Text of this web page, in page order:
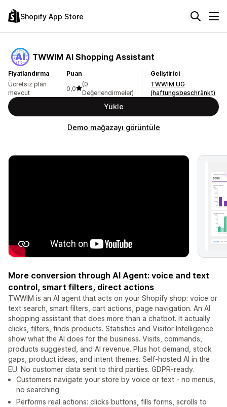
Shopify App Store
TWWIM AI Shopping Assistant
Fiyatlandırma
Ücretsiz plan
mevcut
Puan
0,0
(0
Değerlendirmeler)
Geliştirici
TWWIM UG
(haftungsbeschränkt)
Yükle
Demo mağazayı görüntüle
More conversion through AI Agent: voice and text
control, smart filters, direct actions
TWWIM is an AI agent that acts on your Shopify shop: voice or
text search, smart filters, cart actions, page navigation. An AI
shopping assistant that does more than a chatbot. It actually
clicks, filters, finds products. Statistics and Visitor Intelligence
show what the AI does for the business. Visits, commands,
products suggested, and AI revenue. Plus hot demand, stock
gaps, product ideas, and intent themes. Self-hosted AI in the
EU. No customer data sent to third parties. GDPR-ready.
Customers navigate your store by voice or text - no menus,
no searching
Performs real actions: clicks buttons, fills forms, scrolls to